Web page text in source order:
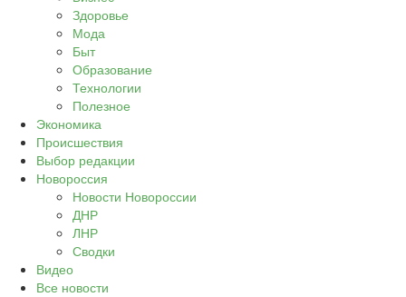
Здоровье
Мода
Быт
Образование
Технологии
Полезное
Экономика
Происшествия
Выбор редакции
Новороссия
Новости Новороссии
ДНР
ЛНР
Сводки
Видео
Все новости